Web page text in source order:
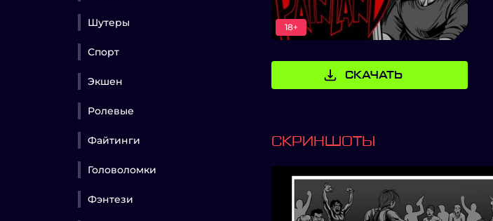
Шутеры
Спорт
Экшен
Ролевые
Файтинги
Головоломки
Фэнтези
18+
СКАЧАТЬ
СКРИНШОТЫ